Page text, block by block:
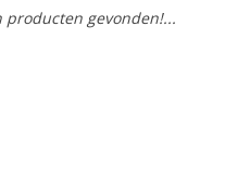
producten gevonden!...